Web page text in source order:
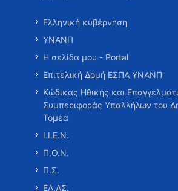
Ελληνική κυβέρνηση
ΥΝΑΝΠ
Η σελίδα μου - Portal
Επιτελική Δομή ΕΣΠΑ ΥΝΑΝΠ
Κώδικας Ηθικής και
Συμπεριφοράς Υπαλλήλων του
Τομέα
Ι.Ι.Ε.Ν.
Π.Ο.Ν.
Π.Σ.
ΕΛ.ΑΣ.